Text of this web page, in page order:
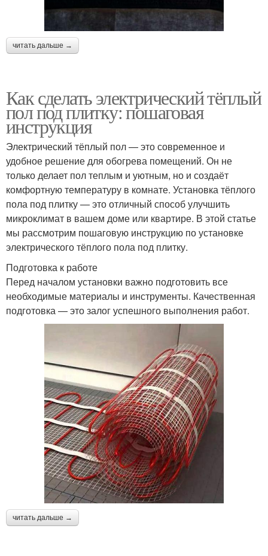
читать дальше →
Как сделать электрический тёплый
пол под плитку: пошаговая
инструкция
Электрический тёплый пол — это современное и
удобное решение для обогрева помещений. Он не
только делает пол теплым и уютным, но и создаёт
комфортную температуру в комнате. Установка тёплого
пола под плитку — это отличный способ улучшить
микроклимат в вашем доме или квартире. В этой статье
мы рассмотрим пошаговую инструкцию по установке
электрического тёплого пола под плитку.
Подготовка к работе
Перед началом установки важно подготовить все
необходимые материалы и инструменты. Качественная
подготовка — это залог успешного выполнения работ.
читать дальше →